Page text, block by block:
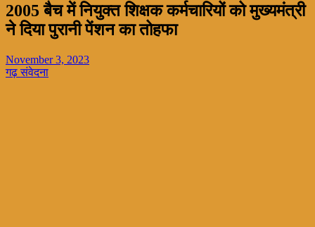
2005 बैच में नियुक्त शिक्षक कर्मचारियों को मुख्यमंत्री
ने दिया पुरानी पेंशन का तोहफा
November 3, 2023
गढ़ संवेदना